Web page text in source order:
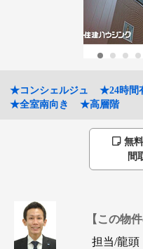
★コンシェルジュ ★24時間
★全室南向き
★高層階
無
間
【この物
担当/龍